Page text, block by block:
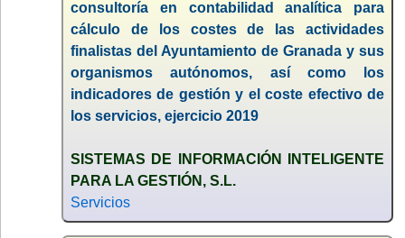
consultoría en contabilidad analítica para
cálculo de los costes de las actividades
finalistas del Ayuntamiento de Granada y sus
organismos autónomos, así como los
indicadores de gestión y el coste efectivo de
los servicios, ejercicio 2019
SISTEMAS DE INFORMACIÓN INTELIGENTE
PARA LA GESTIÓN, S.L.
Servicios